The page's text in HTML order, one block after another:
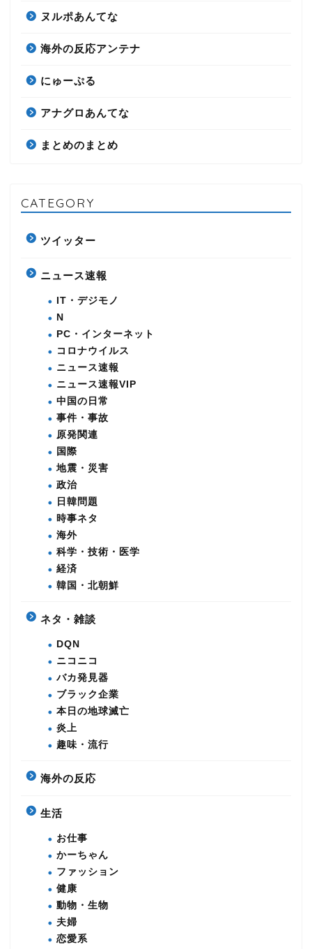
ヌルポあんてな
海外の反応アンテナ
にゅーぷる
アナグロあんてな
まとめのまとめ
CATEGORY
ツイッター
ニュース速報
IT・デジモノ
N
PC・インターネット
コロナウイルス
ニュース速報
ニュース速報VIP
中国の日常
事件・事故
原発関連
国際
地震・災害
政治
日韓問題
時事ネタ
海外
科学・技術・医学
経済
韓国・北朝鮮
ネタ・雑談
DQN
ニコニコ
バカ発見器
ブラック企業
本日の地球滅亡
炎上
趣味・流行
海外の反応
生活
お仕事
かーちゃん
ファッション
健康
動物・生物
夫婦
恋愛系